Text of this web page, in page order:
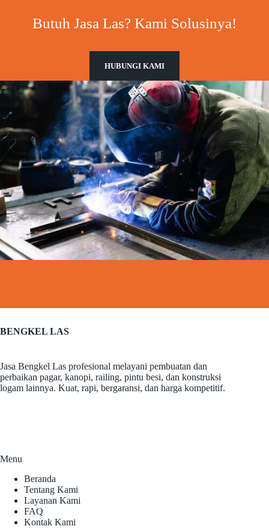
Butuh Jasa Las? Kami Solusinya!
HUBUNGI KAMI
BENGKEL LAS
Jasa Bengkel Las profesional melayani pembuatan dan
perbaikan pagar, kanopi, railing, pintu besi, dan konstruksi
logam lainnya. Kuat, rapi, bergaransi, dan harga kompetitif.
Menu
Beranda
Tentang Kami
Layanan Kami
FAQ
Kontak Kami